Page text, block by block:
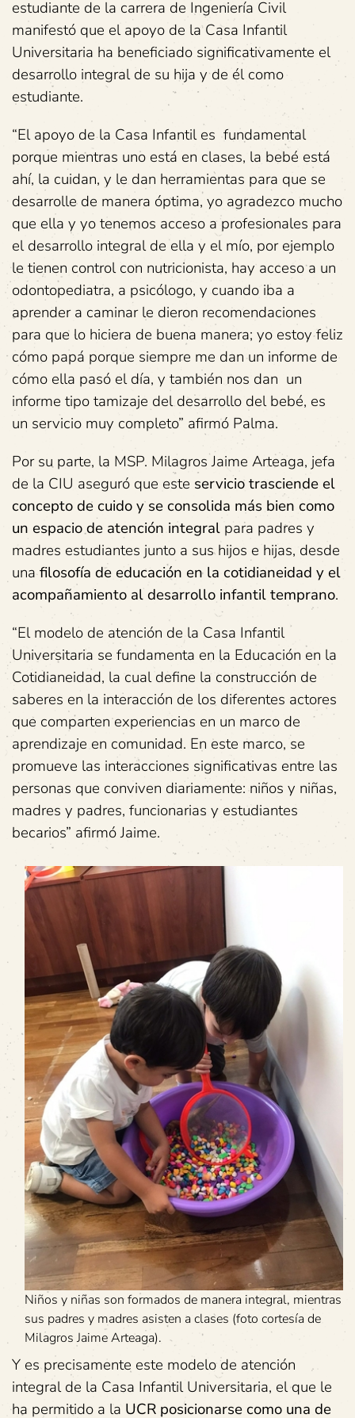
estudiante de la carrera de Ingeniería Civil
manifestó que el apoyo de la Casa Infantil
Universitaria ha beneficiado significativamente el
desarrollo integral de su hija y de él como
estudiante.
“El apoyo de la Casa Infantil es fundamental
porque mientras uno está en clases, la bebé está
ahí, la cuidan, y le dan herramientas para que se
desarrolle de manera óptima, yo agradezco mucho
que ella y yo tenemos acceso a profesionales para
el desarrollo integral de ella y el mío, por ejemplo
le tienen control con nutricionista, hay acceso a un
odontopediatra, a psicólogo, y cuando iba a
aprender a caminar le dieron recomendaciones
para que lo hiciera de buena manera; yo estoy feliz
cómo papá porque siempre me dan un informe de
cómo ella pasó el día, y también nos dan un
informe tipo tamizaje del desarrollo del bebé, es
un servicio muy completo” afirmó Palma.
Por su parte, la MSP. Milagros Jaime Arteaga, jefa
de la CIU aseguró que este servicio trasciende el
concepto de cuido y se consolida más bien como
un espacio de atención integral para padres y
madres estudiantes junto a sus hijos e hijas, desde
unafilosofía de educación en la cotidianeidad y el
acompañamiento al desarrollo infantil temprano.
“El modelo de atención de la Casa Infantil
Universitaria se fundamenta en la Educación en la
Cotidianeidad, la cual define la construcción de
saberes en la interacción de los diferentes actores
que comparten experiencias en un marco de
aprendizaje en comunidad. En este marco, se
promueve las interacciones significativas entre las
personas que conviven diariamente: niños y niñas,
madres y padres, funcionarias y estudiantes
becarios” afirmó Jaime.
Niños y niñas son formados de manera integral, mientras
sus padres y madres asisten a clases (foto cortesía de
Milagros Jaime Arteaga).
Y es precisamente este modelo de atención
integral de la Casa Infantil Universitaria, el que le
ha permitido a la UCR posicionarse como una de